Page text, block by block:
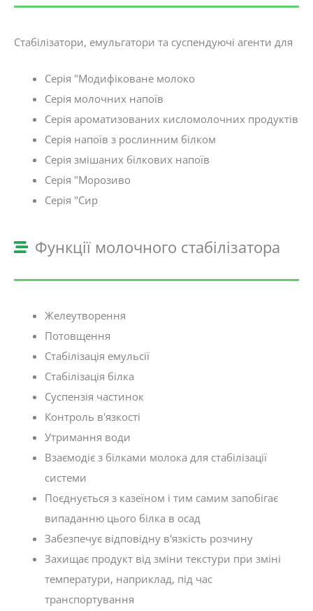
Стабілізатори, емульгатори та суспендуючі агенти для
Серія "Модифіковане молоко
Серія молочних напоїв
Серія ароматизованих кисломолочних продуктів
Серія напоїв з рослинним білком
Серія змішаних білкових напоїв
Серія "Морозиво
Серія "Сир
Функції молочного стабілізатора
Желеутворення
Потовщення
Стабілізація емульсії
Стабілізація білка
Суспензія частинок
Контроль в'язкості
Утримання води
Взаємодіє з білками молока для стабілізації
системи
Поєднується з казеїном і тим самим запобігає
випаданню цього білка в осад
Забезпечує відповідну в'язкість розчину
Захищає продукт від зміни текстури при зміні
температури, наприклад, під час
транспортування